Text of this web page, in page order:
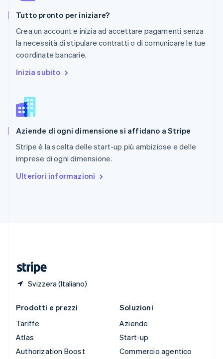
Tutto pronto per iniziare?
Crea un account e inizia ad accettare pagamenti senza
la necessità di stipulare contratti o di comunicare le tue
coordinate bancarie.
Inizia subito
Aziende di ogni dimensione si affidano a Stripe
Stripe è la scelta delle start-up più ambiziose e delle
imprese di ogni dimensione.
Ulteriori informazioni
Svizzera (Italiano)
English简体中文
Regno Unito
Repubblica Ceca
English
Romania
English
Slovacchia
Slovenia
Spagna
Español English
EnglishEspañol简体中文
Prodotti e prezzi
Tariffe
Atlas
Authorization Boost
Soluzioni
Aziende
Start-up
Commercio agentico